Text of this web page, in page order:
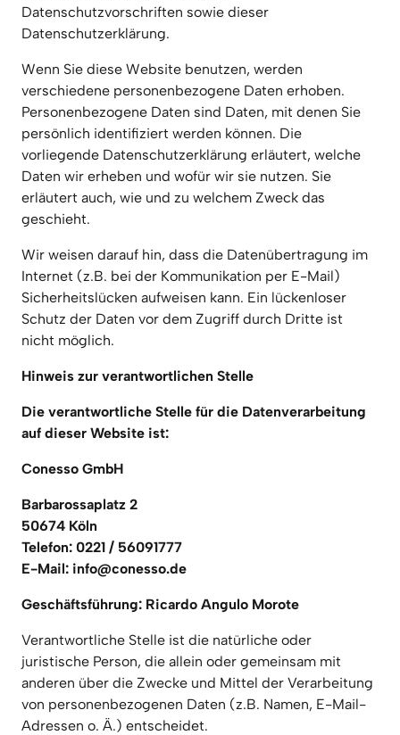
Datenschutzvorschriften sowie dieser
Datenschutzerklärung.
Wenn Sie diese Website benutzen, werden
verschiedene personenbezogene Daten erhoben.
Personenbezogene Daten sind Daten, mit denen Sie
persönlich identifiziert werden können. Die
vorliegende Datenschutzerklärung erläutert, welche
Daten wir erheben und wofür wir sie nutzen. Sie
erläutert auch, wie und zu welchem Zweck das
geschieht.
Wir weisen darauf hin, dass die Datenübertragung im
Internet (z.B. bei der Kommunikation per E-Mail)
Sicherheitslücken aufweisen kann. Ein lückenloser
Schutz der Daten vor dem Zugriff durch Dritte ist
nicht möglich.
Hinweis zur verantwortlichen Stelle
Die verantwortliche Stelle für die Datenverarbeitung
auf dieser Website ist:
Conesso GmbH
Barbarossaplatz 2
50674 Köln
Telefon: 0221 / 56091777
E-Mail: info@conesso.de
Geschäftsführung: Ricardo Angulo Morote
Verantwortliche Stelle ist die natürliche oder
juristische Person, die allein oder gemeinsam mit
anderen über die Zwecke und Mittel der Verarbeitung
von personenbezogenen Daten (z.B. Namen, E-Mail-
Adressen o. Ä.) entscheidet.